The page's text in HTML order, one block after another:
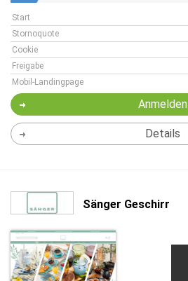
Start
Stornoquote
Cookie
Freigabe
Mobil-Landingpage
Anmelden
Details
Sänger Geschirr